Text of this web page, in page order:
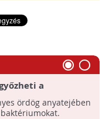
a
szerint
ördög anyatejében